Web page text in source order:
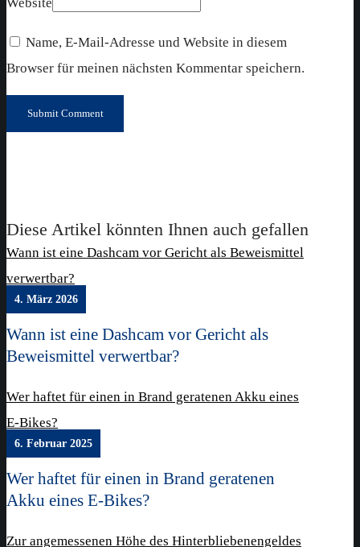
Name, E-Mail-Adresse und Website in diesem
Browser für meinen nächsten Kommentar speichern.
Diese Artikel könnten Ihnen auch gefallen
Wann ist eine Dashcam vor Gericht als Beweismittel
verwertbar?
4. März 2026
Wann ist eine Dashcam vor Gericht als
Beweismittel verwertbar?
Wer haftet für einen in Brand geratenen Akku eines
E-Bikes?
6. Februar 2025
Wer haftet für einen in Brand geratenen
Akku eines E-Bikes?
Zur angemessenen Höhe des Hinterbliebenengeldes